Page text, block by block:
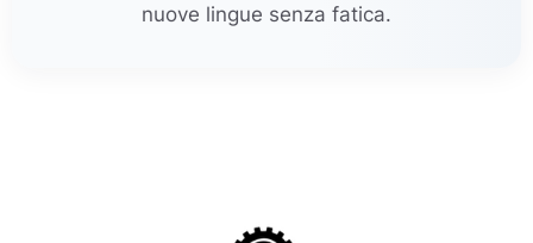
nuove lingue senza fatica.